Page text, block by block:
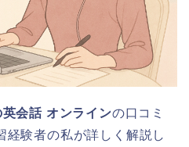
英会話 オンラインの口コミ
経験者の私が詳しく解説し